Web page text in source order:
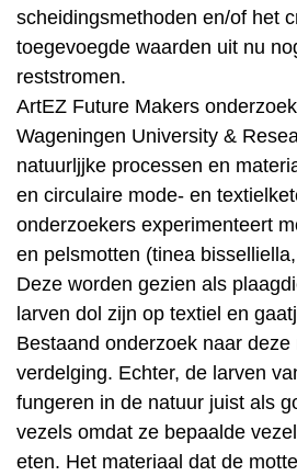
scheidingsmethoden en/of het
toegevoegde waarden uit nu
reststromen.
ArtEZ Future Makers
Wageningen University &
natuurljjke processen en
en circulaire mode- en
onderzoekers experimenteert
en pelsmotten (tinea
Deze worden gezien als
larven dol zijn op textiel en
Bestaand onderzoek naar
verdelging. Echter, de larven
fungeren in de natuur juist als
vezels omdat ze bepaalde
eten. Het materiaal dat de